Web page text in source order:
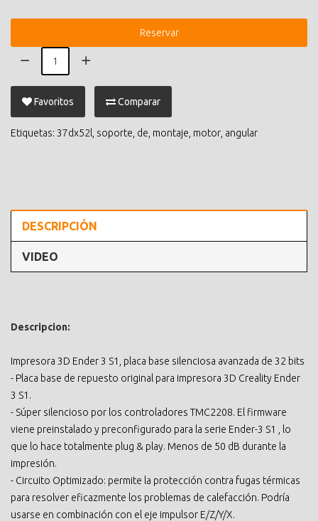
Reservar
Favoritos Comparar
Etiquetas: 37dx52l soporte de montaje motor angular
DESCRIPCIÓN
VIDEO
Descripcion:
Impresora 3D Ender 3 S1, placa base silenciosa avanzada de 32 bits
- Placa base de repuesto original para impresora 3D Creality Ender
3 S1.
- Súper silencioso por los controladores TMC2208. El firmware
viene preinstalado y preconfigurado para la serie Ender-3 S1 , lo
que lo hace totalmente plug & play. Menos de 50 dB durante la
impresión.
- Circuito Optimizado: permite la protección contra fugas térmicas
para resolver eficazmente los problemas de calefacción. Podría
usarse en combinación con el eje impulsor E/Z/Y/X.